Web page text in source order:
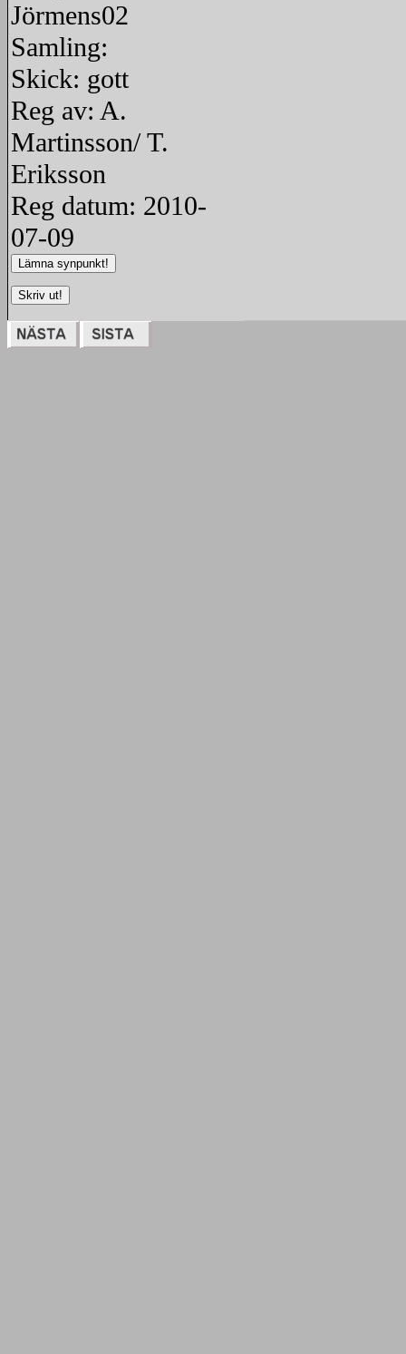
Jörmens02
Samling:
Skick: gott
Reg av: A.
Martinsson/ T.
Eriksson
Reg datum: 2010-
07-09